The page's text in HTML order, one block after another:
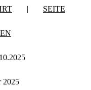
| SEITE
2025